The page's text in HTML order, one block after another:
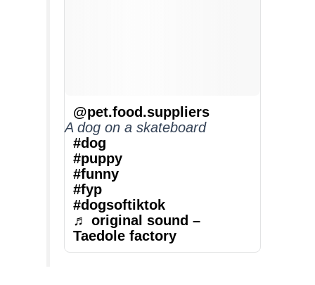
@pet.food.suppliers
A dog on a skateboard
#dog
#puppy
#funny
#fyp
#dogsoftiktok
♬ original sound –
Taedole factory